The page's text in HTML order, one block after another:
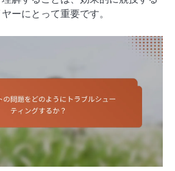
ーにとって重要です。